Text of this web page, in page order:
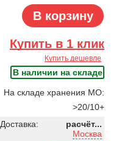
В корзину
Купить в 1 клик
Купить дешевле
В наличии на складе
На складе хранения МО:
>20/10+
Доставка:
расчёт...
Москва